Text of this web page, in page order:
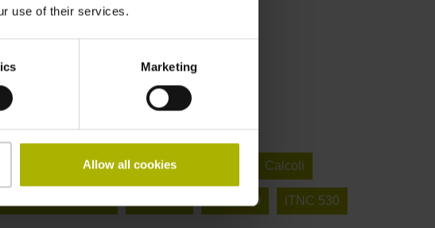
use of their services.
Marketing
Allow all cookies
programmazione VirtualBox Calcoli
TNC 620 iTNC 530